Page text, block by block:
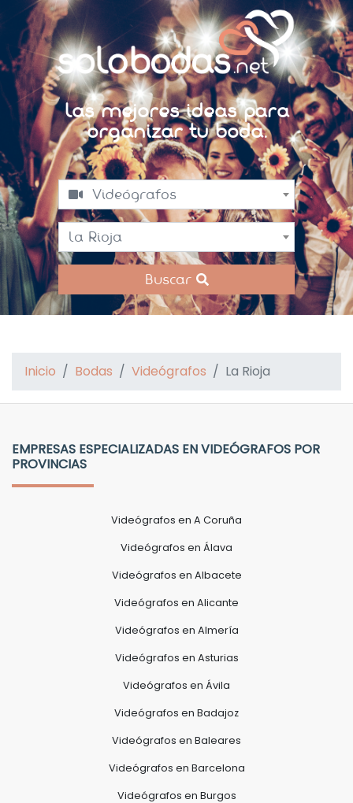
Las mejores ideas para
organizar tu boda.
Videógrafos
La Rioja
Buscar
Inicio Bodas Videógrafos La Rioja
EMPRESAS ESPECIALIZADAS EN VIDEÓGRAFOS POR
PROVINCIAS
Videógrafos en A Coruña
Videógrafos en Álava
Videógrafos en Albacete
Videógrafos en Alicante
Videógrafos en Almería
Videógrafos en Asturias
Videógrafos en Ávila
Videógrafos en Badajoz
Videógrafos en Baleares
Videógrafos en Barcelona
Videógrafos en Burgos